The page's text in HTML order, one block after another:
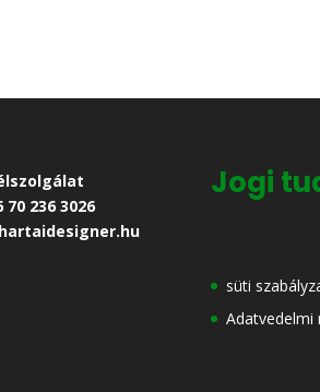
70 236 3026
Jogi
süti
Adatvedelmi